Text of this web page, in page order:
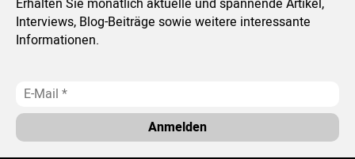
Erhalten Sie monatlich aktuelle und spannende Artikel,
Interviews, Blog-Beiträge sowie weitere interessante
Informationen.